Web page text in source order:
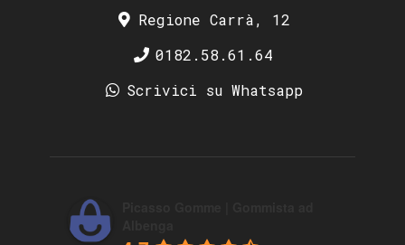
Regione Carrà, 12
0182.58.61.64
Scrivici su Whatsapp